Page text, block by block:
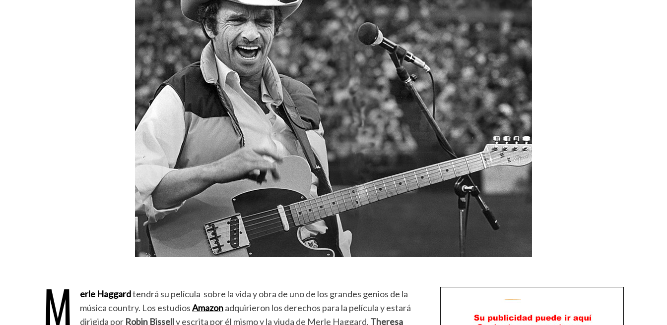
M erle Haggardtendrá su película sobre la vida y obra de uno de los grandes genios de la
música country. Los estudiosAmazonadquirieron los derechos para la película y estará
dirigida por Robin Bisselly escrita por él mismo y la viuda de Merle Haggard, Theresa